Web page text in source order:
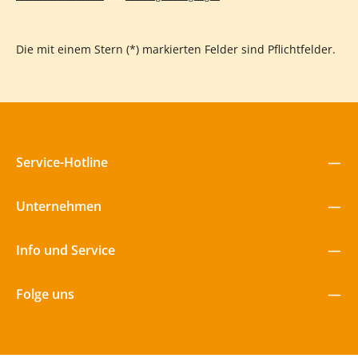
Die mit einem Stern (*) markierten Felder sind Pflichtfelder.
Service-Hotline
Unternehmen
Info und Service
Folge uns